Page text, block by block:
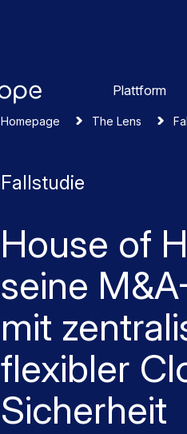
Plattform
Homepage The Lens
Fallstudie
House of
seine
mit
flexibler
Sicherheit